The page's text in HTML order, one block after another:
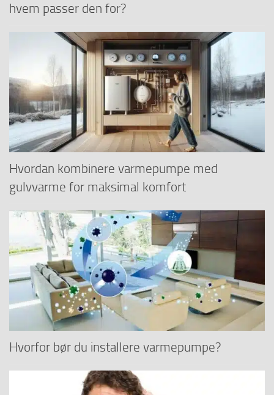
hvem passer den for?
Hvordan kombinere varmepumpe med
gulvvarme for maksimal komfort
Hvorfor bør du installere varmepumpe?